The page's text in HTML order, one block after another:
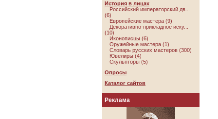
История в лицах
Российский императорский дв...
(6)
Европейские мастера (9)
Декоративно-прикладное иску...
(10)
Иконописцы (6)
Оружейные мастера (1)
Словарь русских мастеров (300)
Ювелиры (4)
Скульпторы (5)
Опросы
Каталог сайтов
Реклама